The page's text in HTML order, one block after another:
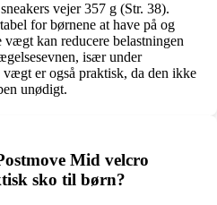
vejer 357 g (Str. 38).
for børnene at have på og
kan reducere belastningen
især under
er også praktisk, da den ikke
unødigt.
Mid velcro
sko til børn?